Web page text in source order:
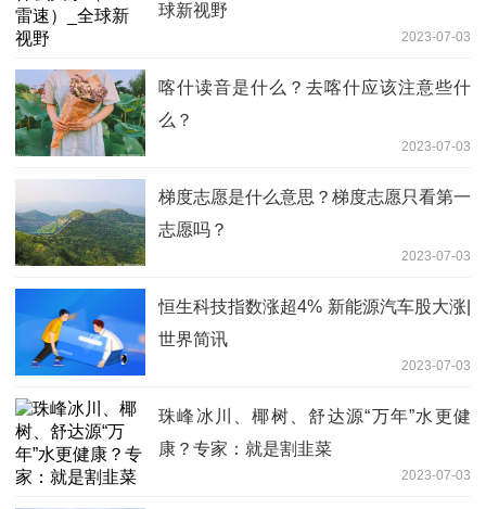
球新视野
2023-07-03
喀什读音是什么？去喀什应该注意些什
么？
2023-07-03
梯度志愿是什么意思？梯度志愿只看第一
志愿吗？
2023-07-03
恒生科技指数涨超4% 新能源汽车股大涨|
世界简讯
2023-07-03
珠峰冰川、椰树、舒达源“万年”水更健
康？专家：就是割韭菜
2023-07-03